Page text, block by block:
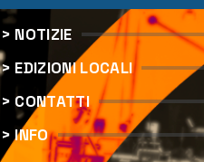
> NOTIZIE
> EDIZIONI LOCALI
> CONTATTI
> INFO